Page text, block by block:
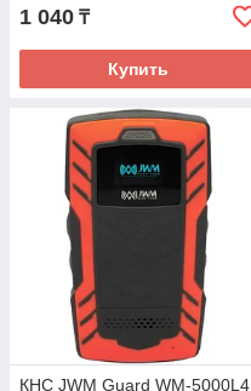
1 040 ₸
Купить
КНС JWM Guard WM-5000L4